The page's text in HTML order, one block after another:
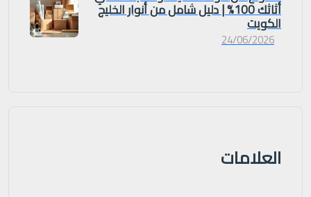
أثاثك 100% | دليل شامل من أنوار الخليج
الكويت
24/06/2026
العلامات